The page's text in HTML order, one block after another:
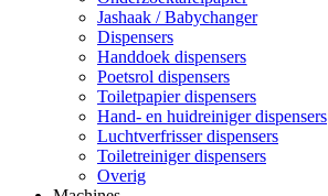
Jashaak / Babychanger
Dispensers
Handdoek dispensers
Poetsrol dispensers
Toiletpapier dispensers
Hand- en huidreiniger dispensers
Luchtverfrisser dispensers
Toiletreiniger dispensers
Overig